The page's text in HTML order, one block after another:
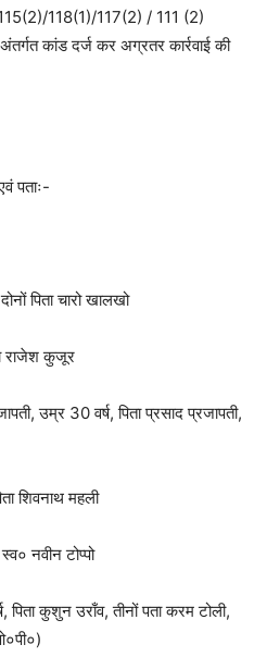
118(1)/117(2) / 111 (2)
कांड दर्ज कर अग्रतर कार्रवाई की
पताः-
पिता चारो खालखो
राजेश कुजूर
उम्र 30 वर्ष, पिता प्रसाद प्रजापती,
शिवनाथ महली
नवीन टोप्पो
कुशुन उराँव, तीनों पता करम टोली,